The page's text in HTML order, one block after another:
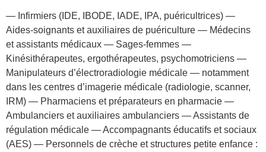
— Infirmiers (IDE, IBODE, IADE, IPA, puéricultrices) —
Aides-soignants et auxiliaires de puériculture — Médecins
et assistants médicaux — Sages-femmes —
Kinésithérapeutes, ergothérapeutes, psychomotriciens —
Manipulateurs d’électroradiologie médicale — notamment
dans les centres d’imagerie médicale (radiologie, scanner,
IRM) — Pharmaciens et préparateurs en pharmacie —
Ambulanciers et auxiliaires ambulanciers — Assistants de
régulation médicale — Accompagnants éducatifs et sociaux
(AES) — Personnels de crèche et structures petite enfance :